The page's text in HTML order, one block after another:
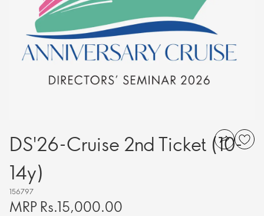
DS'26-Cruise 2nd Ticket (10-
14y)
156797
MRP Rs.15,000.00